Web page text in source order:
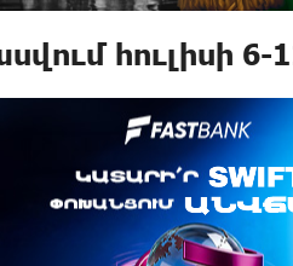
հուլիսի 6-